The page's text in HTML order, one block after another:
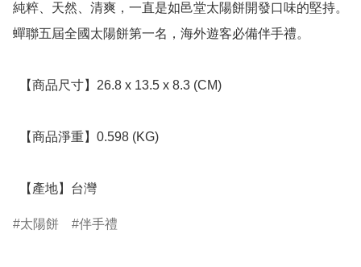
純粹、天然、清爽，一直是如邑堂太陽餅開發口味的堅持。
蟬聯五屆全國太陽餅第一名，海外遊客必備伴手禮。
  【產地】台灣
太陽餅 伴手禮